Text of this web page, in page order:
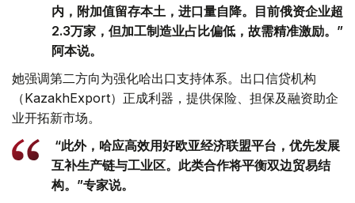
内，附加值留存本土，进口量自降。目前俄资企业超
2.3万家，但加工制造业占比偏低，故需精准激励。”
阿本说。
她强调第二方向为强化哈出口支持体系。出口信贷机构
（KazakhExport）正成利器，提供保险、担保及融资助企
业开拓新市场。
“此外，哈应高效用好欧亚经济联盟平台，优先发展
互补生产链与工业区。此类合作将平衡双边贸易结
构。”专家说。